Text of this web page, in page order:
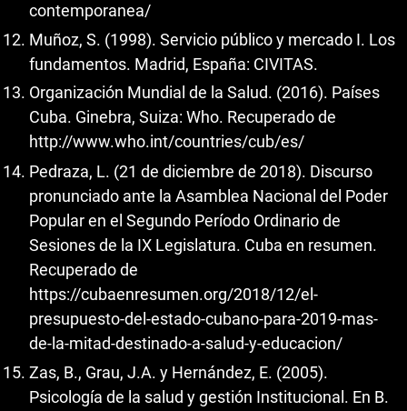
contemporanea/
Muñoz, S. (1998). Servicio público y mercado I. Los
fundamentos. Madrid, España: CIVITAS.
Organización Mundial de la Salud. (2016). Países
Cuba. Ginebra, Suiza: Who. Recuperado de
http://www.who.int/countries/cub/es/
Pedraza, L. (21 de diciembre de 2018). Discurso
pronunciado ante la Asamblea Nacional del Poder
Popular en el Segundo Período Ordinario de
Sesiones de la IX Legislatura. Cuba en resumen.
Recuperado de
https://cubaenresumen.org/2018/12/el-
presupuesto-del-estado-cubano-para-2019-mas-
de-la-mitad-destinado-a-salud-y-educacion/
Zas, B., Grau, J.A. y Hernández, E. (2005).
Psicología de la salud y gestión Institucional. En B.